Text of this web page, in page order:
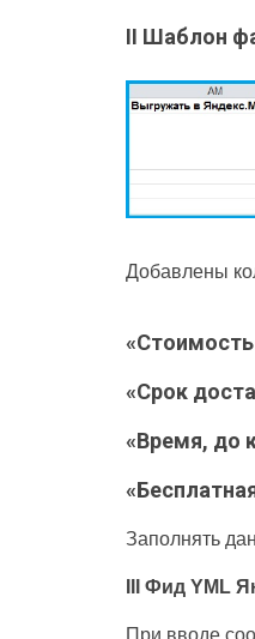
II Шаблон
Добавлены
«Срок
«Время, до
Заполнять
III Фид YML
При вводе